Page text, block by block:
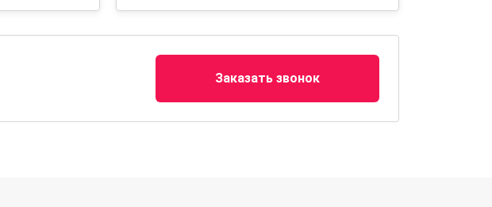
Заказать звонок